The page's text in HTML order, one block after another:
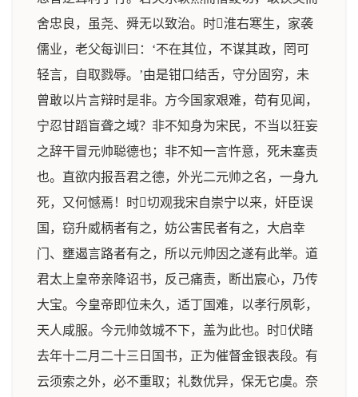
舍忠良，虽尧、舜无以致治。时淮右寒生，家袭
儒业，老父每训曰：‘不在其位，不谋其政，罔可
轻言，自取戮辱。’由是钳口结舌，守分固穷，未
曾敢以片言辩时是非。方今国家艰难，苟有见闻，
宁忍甘蹈盲聋之域？非不知身为宋民，不当以狂妄
之辞干冒元帅聪德也；非不知一言忤意，死未塞责
也。直欲内报吾君之德，外光二元帅之名，一身九
死，又何憾焉！时切观我宋自崇宁以来，奸臣误
国，窃升威柄者有之，妨公害民者有之，大启幸
门、壅遏言路者有之，所以元帅因之遂有此举。道
君太上皇帝亲降诏书，反己痛责，断出宸心，乃传
大宝。今皇帝即位未久，适丁国难，以孝行夙彰，
天人咸服。今元帅敛城不下，盖为此也。时伏睹
去年十二月二十三日国书，正为催督金银表段。有
云须索之外，必不重取；礼数优异，保无它虞。奈